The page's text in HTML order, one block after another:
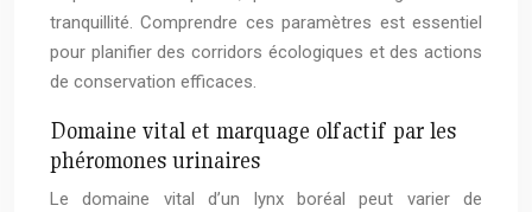
tranquillité. Comprendre ces paramètres est essentiel
pour planifier des corridors écologiques et des actions
de conservation efficaces.
Domaine vital et marquage olfactif par les
phéromones urinaires
Le domaine vital d’un lynx boréal peut varier de